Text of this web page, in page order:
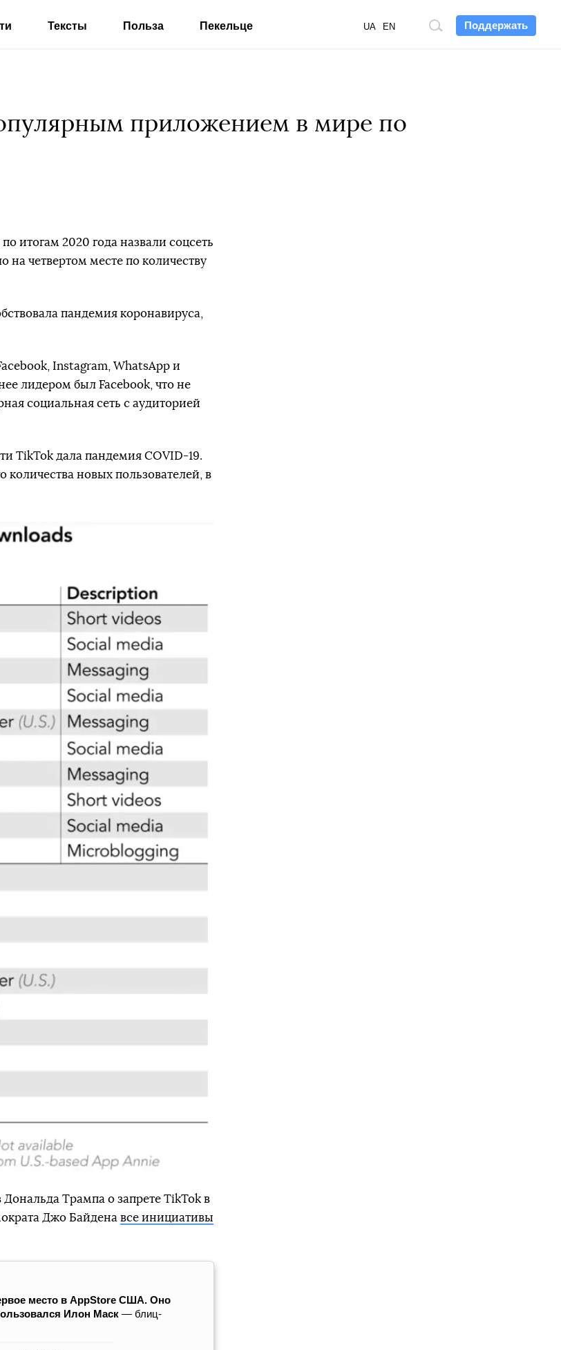
Поддержать
Поиск
UA EN
Тексты Польза Пекельце
приложением в мире по
2020 года назвали соцсеть
на четвертом месте по количеству
пандемия коронавируса,
Instagram, WhatsApp и
лидером был Facebook, что не
социальная сеть с аудиторией
TikTok дала пандемия COVID-19.
количества новых пользователей, в
Дональда Трампа о запрете TikTok в
Джо Байдена все инициативы
место в AppStore США. Оно
Илон Маск — блиц-